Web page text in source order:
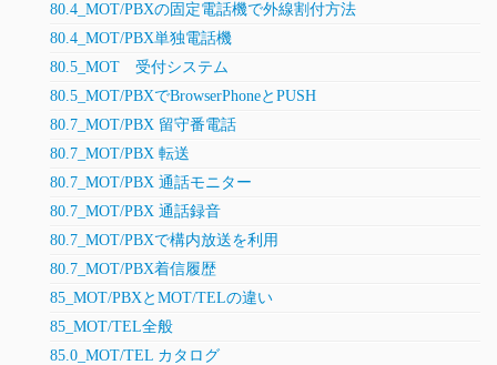
80.4_MOT/PBXの固定電話機で外線割付方法
80.4_MOT/PBX単独電話機
80.5_MOT 受付システム
80.5_MOT/PBXでBrowserPhoneとPUSH
80.7_MOT/PBX 留守番電話
80.7_MOT/PBX 転送
80.7_MOT/PBX 通話モニター
80.7_MOT/PBX 通話録音
80.7_MOT/PBXで構内放送を利用
80.7_MOT/PBX着信履歴
85_MOT/PBXとMOT/TELの違い
85_MOT/TEL全般
85.0_MOT/TEL カタログ